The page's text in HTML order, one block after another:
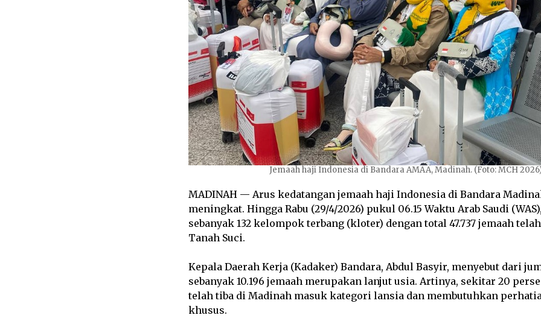
Jemaah haji Indonesia di Bandara AMAA, Madinah. (Foto: MCH
MADINAH — Arus kedatangan jemaah haji Indonesia di Bandara
meningkat. Hingga Rabu (29/4/2026) pukul 06.15 Waktu Arab Saudi
sebanyak 132 kelompok terbang (kloter) dengan total 47.737 jemaah
Tanah Suci.
Kepala Daerah Kerja (Kadaker) Bandara, Abdul Basyir, menyebut dari
sebanyak 10.196 jemaah merupakan lanjut usia. Artinya, sekitar 20
telah tiba di Madinah masuk kategori lansia dan membutuhkan
khusus.